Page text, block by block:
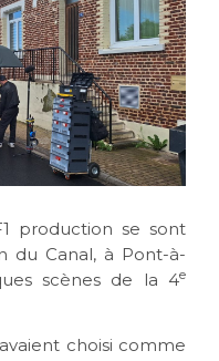
production se sont
du Canal, à Pont-à-
scènes de la 4e
choisi comme